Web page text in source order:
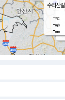
수리산길
-℃
-m/s
-mm